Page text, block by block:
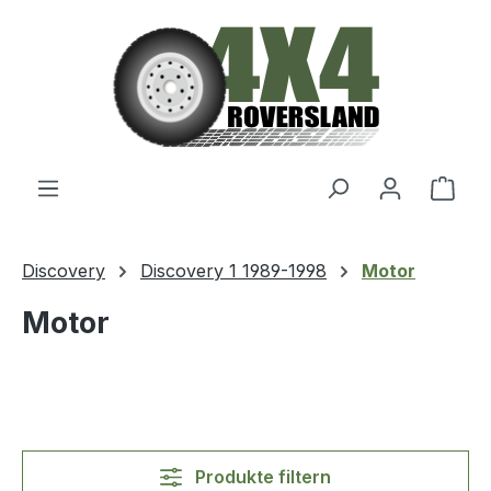
Zum Hauptinhalt springen
Discovery Discovery 1 1989-1998 Motor
Motor
Produkte filtern